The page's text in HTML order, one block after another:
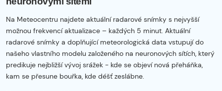
Na Meteocentru najdete aktuální radarové snímky s nejvyšší
možnou frekvencí aktualizace – každých 5 minut. Aktuální
radarové snímky a doplňující meteorologická data vstupují do
našeho vlastního modelu založeného na neuronových sítích, který
predikuje nejbližší vývoj srážek - kde se objeví nová přeháňka,
kam se přesune bouřka, kde déšť zeslábne.